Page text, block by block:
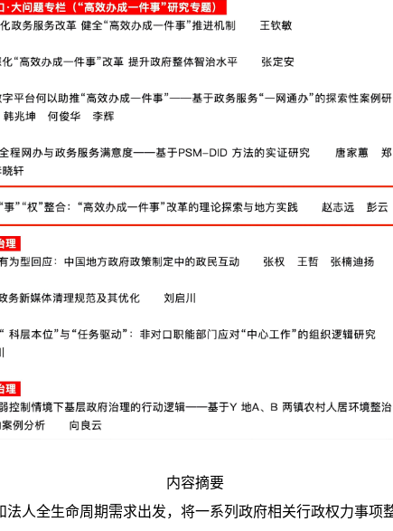
内容摘要
人全生命周期需求出发，将一系列政府相关行政权力事项